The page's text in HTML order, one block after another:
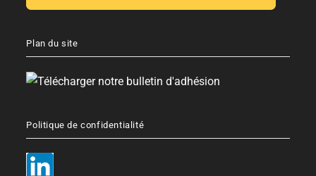
Plan du site
Politique de confidentialité